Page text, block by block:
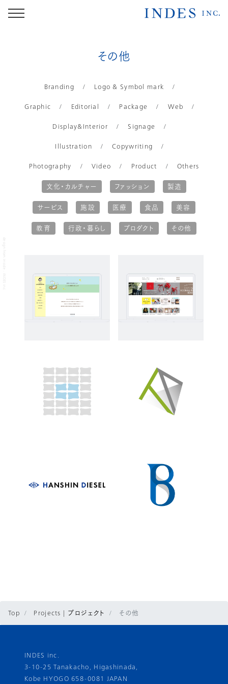
design from inside - INDES inc.
その他
Branding
Logo & Symbol mark
Graphic
Editorial Package
Web
Display&Interior
Signage
Illustration
Copywriting
Photography
Video Product
Others
文化・カルチャー
ファッション
製造
サービス
施設 医療 食品
美容
教育
行政・暮らし プロダクト その他
Top Projects | プロジェクト その他
INDES inc.
3-10-25 Tanakacho, Higashinada,
Kobe HYOGO 658-0081 JAPAN